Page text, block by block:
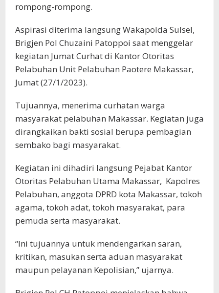
rompong-rompong.
Aspirasi diterima langsung Wakapolda Sulsel,
Brigjen Pol Chuzaini Patoppoi saat menggelar
kegiatan Jumat Curhat di Kantor Otoritas
Pelabuhan Unit Pelabuhan Paotere Makassar,
Jumat (27/1/2023).
Tujuannya, menerima curhatan warga
masyarakat pelabuhan Makassar. Kegiatan juga
dirangkaikan bakti sosial berupa pembagian
sembako bagi masyarakat.
Kegiatan ini dihadiri langsung Pejabat Kantor
Otoritas Pelabuhan Utama Makassar, Kapolres
Pelabuhan, anggota DPRD kota Makassar, tokoh
agama, tokoh adat, tokoh masyarakat, para
pemuda serta masyarakat.
“Ini tujuannya untuk mendengarkan saran,
kritikan, masukan serta aduan masyarakat
maupun pelayanan Kepolisian,” ujarnya.